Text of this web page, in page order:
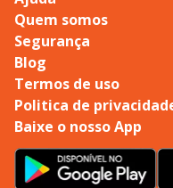
Quem somos
Segurança
Blog
Termos de uso
Politica de
Baixe o nosso App